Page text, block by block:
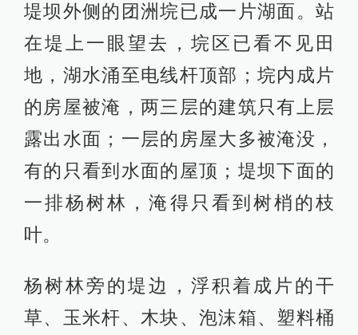
堤坝外侧的团洲垸已成一片湖面。站
在堤上一眼望去，垸区已看不见田
地，湖水涌至电线杆顶部；垸内成片
的房屋被淹，两三层的建筑只有上层
露出水面；一层的房屋大多被淹没，
有的只看到水面的屋顶；堤坝下面的
一排杨树林，淹得只看到树梢的枝
叶。
杨树林旁的堤边，浮积着成片的干
草、玉米杆、木块、泡沫箱、塑料桶